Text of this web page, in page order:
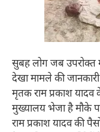
सुबह लोग जब उपरोक्त
देखा मामले की
मृतक राम प्रकाश
मुख्यालय भेजा है मौके
राम प्रकाश यादव की